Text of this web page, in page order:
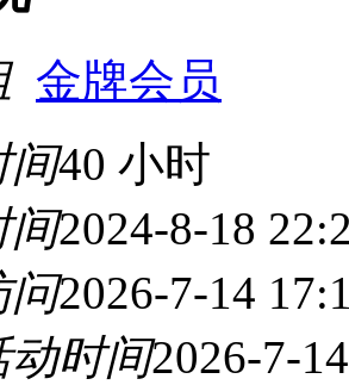
金牌会员
间40 小时
间2024-8-18
问2026-7-14
动时间2026-7-